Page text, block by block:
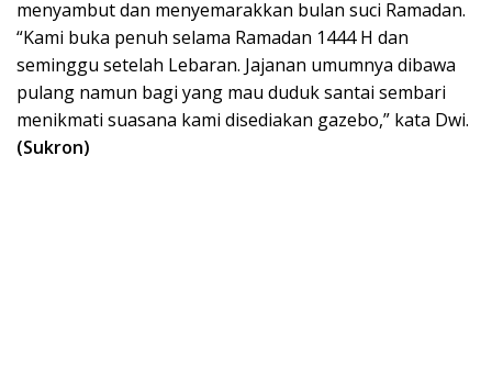
menyambut dan menyemarakkan bulan suci Ramadan.
“Kami buka penuh selama Ramadan 1444 H dan
seminggu setelah Lebaran. Jajanan umumnya dibawa
pulang namun bagi yang mau duduk santai sembari
menikmati suasana kami disediakan gazebo,” kata Dwi.
(Sukron)